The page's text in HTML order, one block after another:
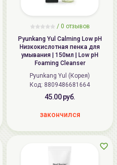
/ 0 отзывов
Pyunkang Yul Calming Low pH
Низкокислотная пенка для
умывания | 150мл | Low pH
Foaming Cleanser
Pyunkang Yul (Корея)
Код: 8809486681664
45.00 руб.
закончился